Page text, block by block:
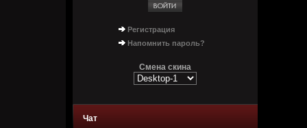
Регистрация
Напомнить пароль?
Смена скина
Чат